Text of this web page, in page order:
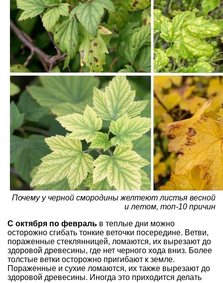
Почему у черной смородины желтеют листья весной
и летом, топ-10 причин
С октября по февраль в теплые дни можно
осторожно сгибать тонкие веточки посередине. Ветви,
пораженные стеклянницей, ломаются, их вырезают до
здоровой древесины, где нет черного хода вниз. Более
толстые ветки осторожно пригибают к земле.
Пораженные и сухие ломаются, их также вырезают до
здоровой древесины. Иногда это приходится делать